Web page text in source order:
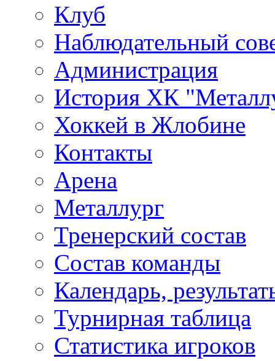
Клуб
Наблюдательный
Администрация
История ХК
Хоккей в Жлобине
Контакты
Арена
Металлург
Тренерский состав
Состав команды
Календарь,
Турнирная таблица
Статистика игроков